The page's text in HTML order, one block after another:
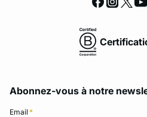
Abonnez-vous à notre
Email *